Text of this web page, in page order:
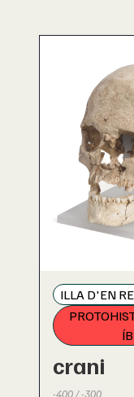
ILLA D'EN
crani
-400 / -300